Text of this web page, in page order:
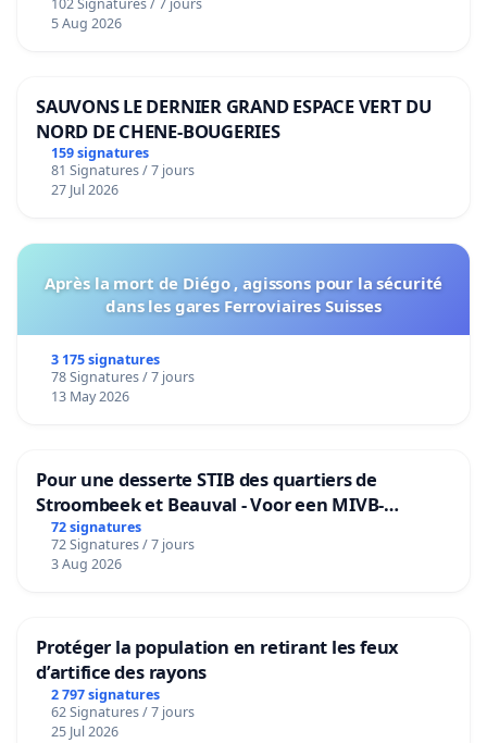
5 Aug 2026
SAUVONS LE DERNIER GRAND ESPACE VERT DU
NORD DE CHENE-BOUGERIES
159 signatures
81 Signatures / 7 jours
27 Jul 2026
Après la mort de Diégo , agissons pour la sécurité
dans les gares Ferroviaires Suisses
3 175 signatures
78 Signatures / 7 jours
13 May 2026
Pour une desserte STIB des quartiers de
Stroombeek et Beauval - Voor een MIVB-
bediening van de wijken Strombeek en Het
Voor
72 signatures
72 Signatures / 7 jours
3 Aug 2026
Protéger la population en retirant les feux
d’artifice des rayons
2 797 signatures
62 Signatures / 7 jours
25 Jul 2026